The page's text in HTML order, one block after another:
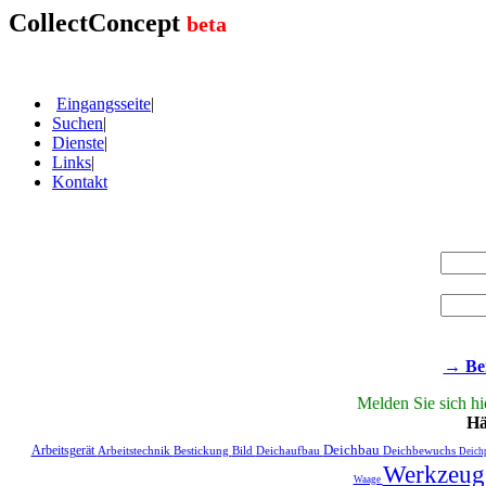
CollectConcept beta
Eingangsseite|
Suchen|
Dienste|
Links|
Kontakt
→
Melden Sie sich
Arbeitsgerät Arbeitstechnik Bestickung Bild Deichaufbau Deichbau Deichbewuchs
Waage Werkzeug